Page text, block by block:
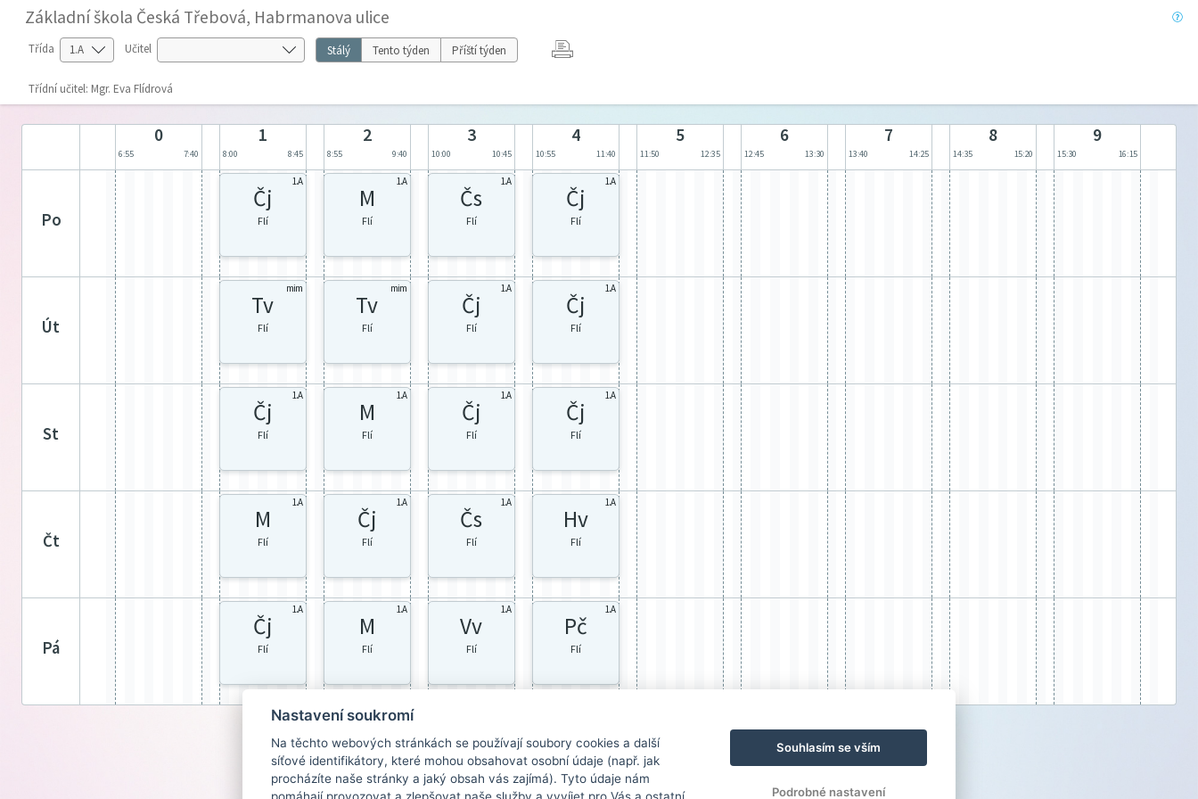
Základní škola Česká Třebová, Habrmanova ulice
Třída Učitel Stálý Tento týden Příští týden
Třídní učitel: Mgr. Eva Flídrová
0
6:55 7:40
1
8:00 8:45
2
8:55 9:40
3
10:00 10:45
4
10:55 11:40
5
11:50 12:35
6
12:45 13:30
7
13:40 14:25
8
14:35 15:20
9
15:30 16:15
po
1.A
Čj
Flí
1.A
M
Flí
1.A
Čs
Flí
1.A
Čj
Flí
út
mim
Tv
Flí
mim
Tv
Flí
1.A
Čj
Flí
1.A
Čj
Flí
st
1.A
Čj
Flí
1.A
M
Flí
1.A
Čj
Flí
1.A
Čj
Flí
čt
1.A
M
Flí
1.A
Čj
Flí
1.A
Čs
Flí
1.A
Hv
Flí
pá
1.A
Čj
Flí
1.A
M
Flí
1.A
Vv
Flí
1.A
Pč
Flí
Nastavení soukromí
Na těchto webových stránkách se používají soubory cookies a další
síťové identifikátory, které mohou obsahovat osobní údaje (např. jak
procházíte naše stránky a jaký obsah vás zajímá). Tyto údaje nám
Souhlasím se vším
Podrobné nastavení